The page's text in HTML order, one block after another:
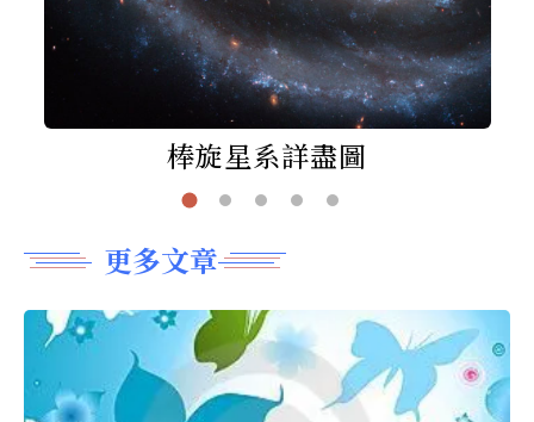
棒旋星系詳盡圖
更多文章